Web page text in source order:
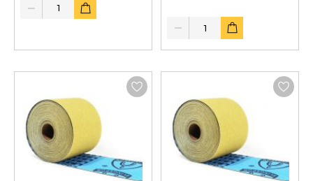
Quantity